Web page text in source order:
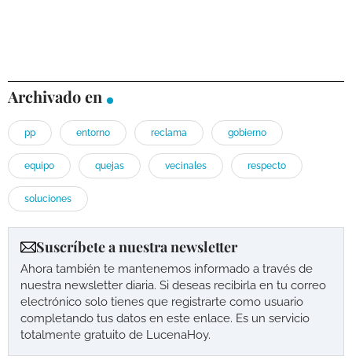
Archivado en
pp entorno reclama gobierno
equipo quejas vecinales respecto
soluciones
Suscríbete a nuestra newsletter
Ahora también te mantenemos informado a través de
nuestra newsletter diaria. Si deseas recibirla en tu correo
electrónico solo tienes que registrarte como usuario
completando tus datos en este enlace. Es un servicio
totalmente gratuito de LucenaHoy.